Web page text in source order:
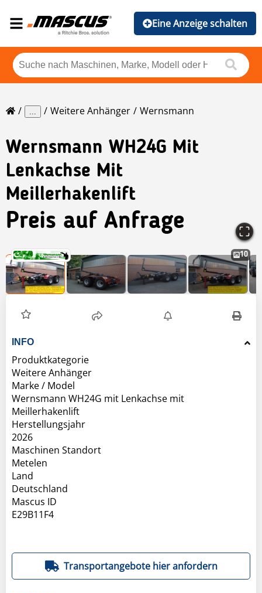
Eine Anzeige schalten
... Weitere Anhänger Wernsmann
Wernsmann WH24G Mit
Lenkachse Mit
Meillerhakenlift
Preis auf Anfrage
10
INFO
Produktkategorie
Weitere Anhänger
Marke / Model
Wernsmann WH24G mit Lenkachse mit
Meillerhakenlift
Herstellungsjahr
2026
Maschinen Standort
Metelen
Land
Deutschland
Mascus ID
E29B11F4
Transportangebote hier anfordern